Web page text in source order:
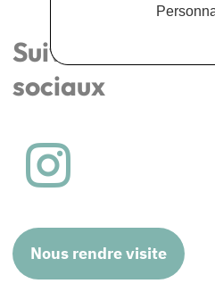
Suivez-nous sur
sociaux
Nous rendre visite